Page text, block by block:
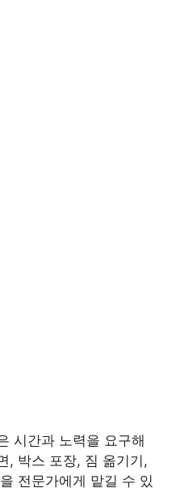
시간과 노력을 요구해
, 박스 포장, 짐 옮기기,
전문가에게 맡길 수 있